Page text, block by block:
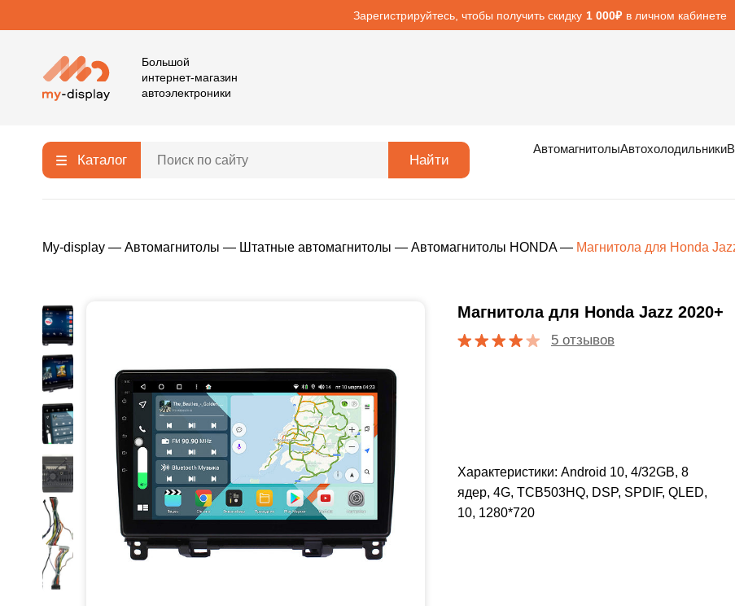
Зарегистрируйтесь, чтобы получить скидку 1 000₽ в личном кабинете
Большой
интернет-магазин
автоэлектроники
Каталог Найти
АвтомагнитолыАвтохолодильники
My-display — Автомагнитолы — Штатные автомагнитолы — Автомагнитолы HONDA— Магнитола для Honda
Магнитола для Honda Jazz 2020+
5 отзывов
Характеристики: Android 10, 4/32GB, 8
ядер, 4G, TCB503HQ, DSP, SPDIF, QLED,
10, 1280*720